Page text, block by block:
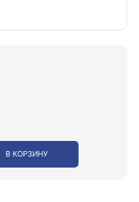
В КОРЗИНУ